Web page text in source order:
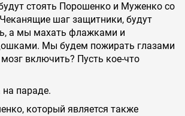
стоять Порошенко и Муженко со
шаг защитники, будут
а мы махать флажками и
Мы будем пожирать глазами
включить? Пусть кое-что
параде.
который является также